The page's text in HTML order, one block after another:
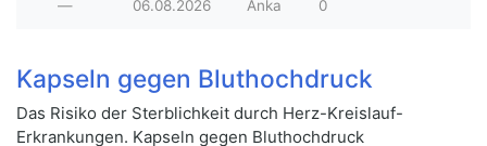
— 06.08.2026 Anka 0
Kapseln gegen Bluthochdruck
Das Risiko der Sterblichkeit durch Herz-Kreislauf-
Erkrankungen. Kapseln gegen Bluthochdruck